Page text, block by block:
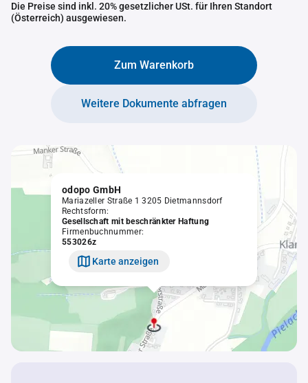
Die Preise sind inkl. 20% gesetzlicher USt. für Ihren Standort
(Österreich) ausgewiesen.
Zum Warenkorb
Weitere Dokumente abfragen
odopo GmbH
Mariazeller Straße 1 3205 Dietmannsdorf
Rechtsform:
Gesellschaft mit beschränkter Haftung
Firmenbuchnummer:
553026z
Karte anzeigen